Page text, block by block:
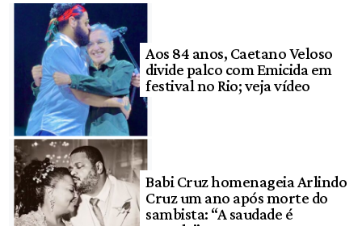
Aos 84 anos, Caetano Veloso
divide palco com Emicida em
festival no Rio; veja vídeo
Babi Cruz homenageia Arlindo
Cruz um ano após morte do
sambista: “A saudade é